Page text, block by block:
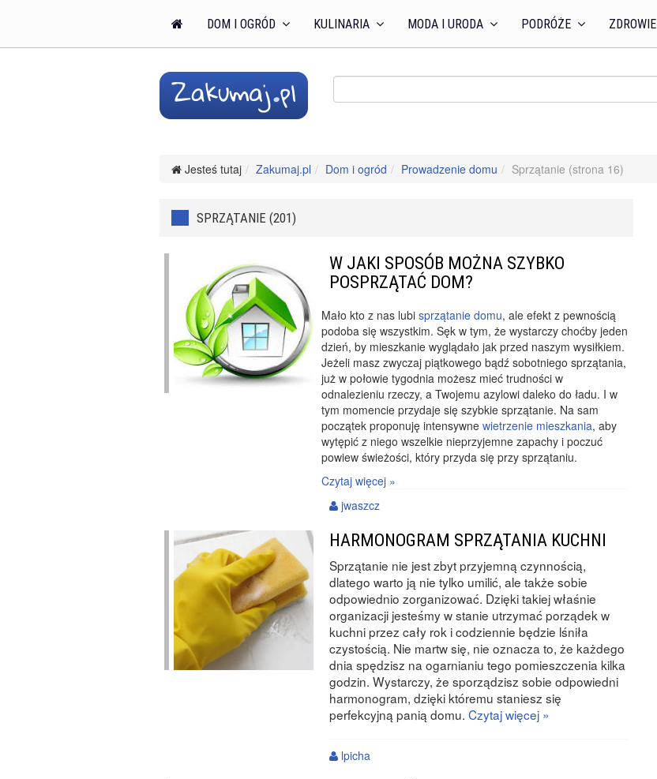
DOM I OGRÓD KULINARIA MODA I URODA PODRÓŻE ZDROWIE
Jesteś tutaj Zakumaj.pl Dom i ogród Prowadzenie domu Sprzątanie (strona 16)
SPRZĄTANIE (201)
W JAKI SPOSÓB MOŻNA SZYBKO
POSPRZĄTAĆ DOM?
Mało kto z nas lubisprzątanie domu, ale efekt z pewnością
podoba się wszystkim. Sęk w tym, że wystarczy choćby jeden
dzień, by mieszkanie wyglądało jak przed naszym wysiłkiem.
Jeżeli masz zwyczaj piątkowego bądź sobotniego sprzątania,
już w połowie tygodnia możesz mieć trudności w
odnalezieniu rzeczy, a Twojemu azylowi daleko do ładu. I w
tym momencie przydaje się szybkie sprzątanie. Na sam
początek proponuję intensywnewietrzenie mieszkania, aby
wytępić z niego wszelkie nieprzyjemne zapachy i poczuć
powiew świeżości, który przyda się przy sprzątaniu.
Czytaj więcej »
jwaszcz
HARMONOGRAM SPRZĄTANIA KUCHNI
Sprzątanie nie jest zbyt przyjemną czynnością,
dlatego warto ją nie tylko umilić, ale także sobie
odpowiednio zorganizować. Dzięki takiej właśnie
organizacji jesteśmy w stanie utrzymać porządek w
kuchni przez cały rok i codziennie będzie lśniła
czystością. Nie martw się, nie oznacza to, że każdego
dnia spędzisz na ogarnianiu tego pomieszczenia kilka
godzin. Wystarczy, że sporządzisz sobie odpowiedni
harmonogram, dzięki któremu staniesz się
perfekcyjną panią domu.Czytaj więcej »
lpicha